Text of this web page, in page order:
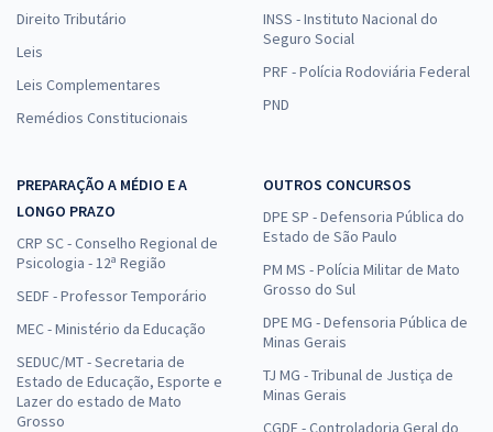
Direito Tributário
Leis
Leis Complementares
Remédios Constitucionais
INSS - Instituto Nacional do
Seguro Social
PRF - Polícia Rodoviária Federal
PND
PREPARAÇÃO A MÉDIO E A
LONGO PRAZO
CRP SC - Conselho Regional de
Psicologia - 12ª Região
SEDF - Professor Temporário
MEC - Ministério da Educação
SEDUC/MT - Secretaria de
Estado de Educação, Esporte e
Lazer do estado de Mato
Grosso
OUTROS CONCURSOS
DPE SP - Defensoria Pública do
Estado de São Paulo
PM MS - Polícia Militar de Mato
Grosso do Sul
DPE MG - Defensoria Pública de
Minas Gerais
TJ MG - Tribunal de Justiça de
Minas Gerais
CGDF - Controladoria Geral do